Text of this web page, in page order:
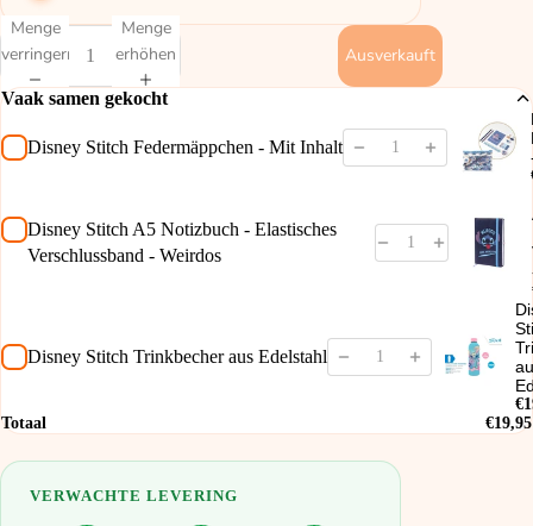
Menge
verringern
Menge
erhöhen
Ausverkauft
Vaak samen gekocht
Disney Stitch Federmäppchen - Mit Inhalt
Disney Stitch A5 Notizbuch - Elastisches
Verschlussband - Weirdos
Disney Stitch Trinkbecher aus Edelstahl
Totaal
€19,95
VERWACHTE LEVERING